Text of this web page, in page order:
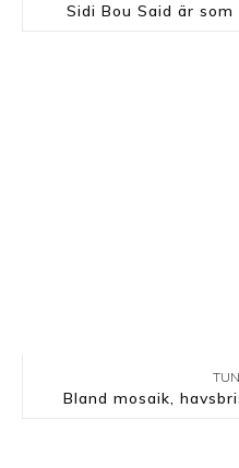
Sidi Bou Said är
Bland mosaik,